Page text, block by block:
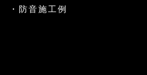
防音施工例